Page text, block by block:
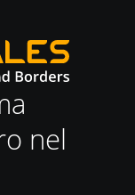
nel